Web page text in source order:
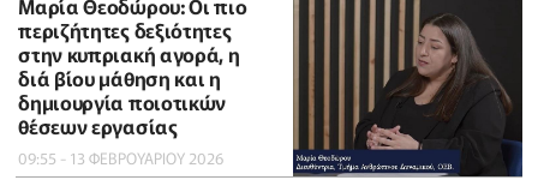
Μαρία Θεοδώρου: Οι πιο
περιζήτητες δεξιότητες
στην κυπριακή αγορά, η
διά βίου μάθηση και η
δημιουργία ποιοτικών
θέσεων εργασίας
09:55 - 13 ΦΕΒΡΟΥΑΡΙΟΥ 2026